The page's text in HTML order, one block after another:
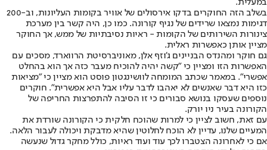
במעלית.
בשלב הזה החוקרים בדקו אירסולים של אוויר בקומות העליונות, וב-200
דגימות נמצאו שרידים של נגיף קורונה. כמו כן, היה קשר בין מערכת
צינורות השירותים של הקומות - ראיות נסיבתיות של ממש, אך החוקר
מציין אותן כאפשרות ראלית.
גם חוקר ומהנדס הבניינים ג'וזף אלן, מאוניברסיטת הרווארד, מסכים עם
האפשרות הזו ומציין כי "קשה יהיה להוכיח מעבר כזה אך הוא בהחלט
אפשרי". במאמר שכתב המומחה לוושינגטון פוסט הוא מציין כי "מציאות
כזו היא דבר שאנשים לא יאהבו לדבר עליו אבל היא אפשרית". חוקרים
נוספים שעסקו בנושא סבורים כי זו הסיבה להתפרצות החריפה של
הקורונה בעיר ניו יורק.
עם זאת, חשוב לציין כי למרות שהוכח חלקית כי הקורונה שורדת את
המעיים שלנו, עדיין לא הוכח לחלוטין שהיא מדבקת ויכולה לעבור הלאה.
אם כי לאחרונה הצטברו לכך עוד ועוד ראיות, כולל מחקר גדול שנעשה